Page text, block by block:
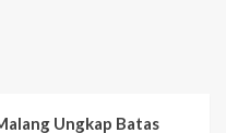
Ungkap Batas